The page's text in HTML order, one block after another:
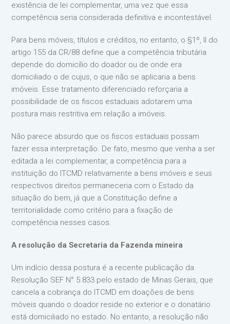
existência de lei complementar, uma vez que essa
competência seria considerada definitiva e incontestável.
Para bens móveis, títulos e créditos, no entanto, o §1º, II do
artigo 155 da CR/88 define que a competência tributária
depende do domicílio do doador ou de onde era
domiciliado o de cujus, o que não se aplicaria a bens
imóveis. Esse tratamento diferenciado reforçaria a
possibilidade de os fiscos estaduais adotarem uma
postura mais restritiva em relação a imóveis.
Não parece absurdo que os fiscos estaduais possam
fazer essa interpretação. De fato, mesmo que venha a ser
editada a lei complementar, a competência para a
instituição do ITCMD relativamente a bens imóveis e seus
respectivos direitos permaneceria com o Estado da
situação do bem, já que a Constituição define a
territorialidade como critério para a fixação de
competência nesses casos.
A resolução da Secretaria da Fazenda mineira
Um indício dessa postura é a recente publicação da
Resolução SEF N° 5.833 pelo estado de Minas Gerais, que
cancela a cobrança do ITCMD em doações de bens
móveis quando o doador reside no exterior e o donatário
está domiciliado no estado. No entanto, a resolução não